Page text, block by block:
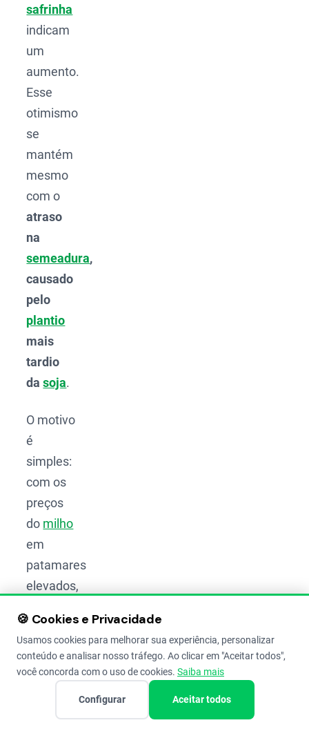
safrinha
indicam
um
aumento.
Esse
otimismo
se
mantém
mesmo
com o
atraso
na
semeadura,
causado
pelo
plantio
mais
tardio
dasoja.
O motivo
é
simples:
com os
preços
do milho
em
patamares
elevados,
agricultores
se
sentem
🍪 Cookies e Privacidade
Usamos cookies para melhorar sua experiência, personalizar
conteúdo e analisar nosso tráfego. Ao clicar em "Aceitar todos",
você concorda com o uso de cookies. Saiba mais
Configurar Aceitar todos